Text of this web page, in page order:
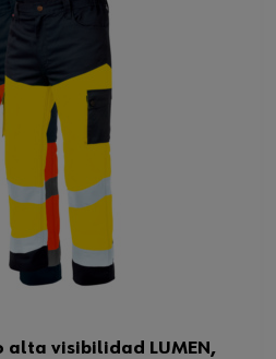
visibilidad LUMEN,